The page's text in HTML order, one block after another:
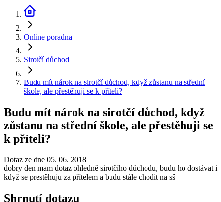
Online poradna
Sirotčí důchod
Budu mít nárok na sirotčí důchod, když zůstanu na střední
škole, ale přestěhuji se k příteli?
Budu mít nárok na sirotčí důchod, když
zůstanu na střední škole, ale přestěhuji se
k příteli?
Dotaz ze dne 05. 06. 2018
dobry den mam dotaz ohledně sirotčího důchodu, budu ho dostávat i
když se prestěhuju za přítelem a budu stále chodit na sš
Shrnutí dotazu